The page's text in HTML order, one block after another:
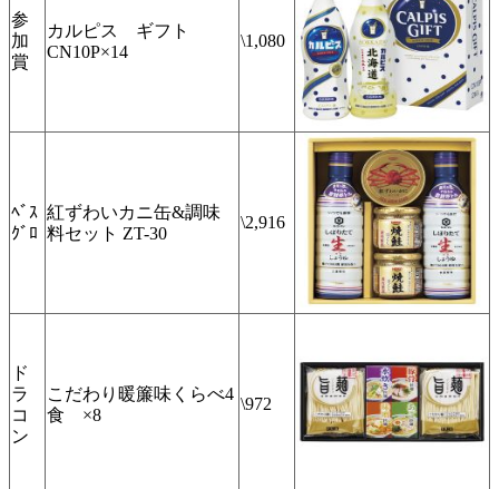
参
加
賞
カルピス ギフト
CN10P×14
\1,080
ﾍﾞｽ
ｸﾞﾛ
紅ずわいカニ缶&調味
料セット ZT-30
\2,916
ド
ラ
コ
ン
こだわり暖簾味くらべ4
食 ×8
\972